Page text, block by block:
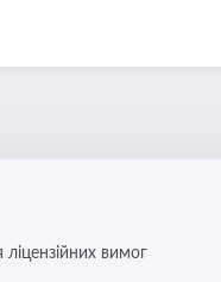
ліцензійних вимог